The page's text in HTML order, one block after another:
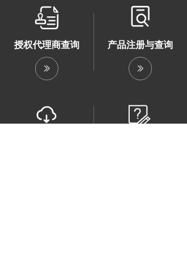
授权代理商查询
ꅀ
产品注册与查询
ꅀ